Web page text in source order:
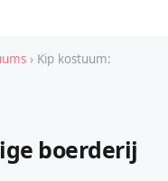
› Kip kostuum:
boerderij